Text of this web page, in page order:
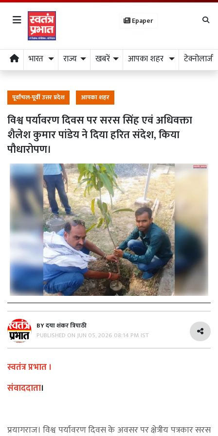
Epaper
भारत राज्य खबरें आपका शहर टेक्नोलाजी
पूर्वांचल-पूर्वी उत्तर प्रदेश आपका शहर
विश्व पर्यावरण दिवस पर सरस सिंह एवं अधिवक्ता
शैलेश कुमार पांडेय ने दिया हरित संदेश, किया
पौधारोपण।
BYदया शंकर त्रिपाठी
PUBLISHED ONJUN 05, 2026 08:14 PM IST
स्वतंत्र प्रभात ।
संवाददाता।
प्रयागराज। विश्व पर्यावरण दिवस के अवसर पर क्षेत्रीय पत्रकार सरस